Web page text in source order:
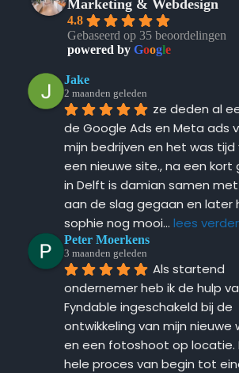
Marketing & Webdesign
4.8
Gebaseerd op 35 beoordelingen
powered by Google
Jake
2 maanden geleden
ze deden al
de Google Ads en Meta ads
mijn bedrijven en het was tijd
een nieuwe site., na een kort
in Delft is damian samen
aan de slag gegaan en later
sophie nog mooi... lees verder
Peter Moerkens
3 maanden geleden
Als startend
ondernemer heb ik de hulp
Fyndable ingeschakeld bij de
ontwikkeling van mijn nieuwe
en een fotoshoot op locatie.
hele proces van begin tot